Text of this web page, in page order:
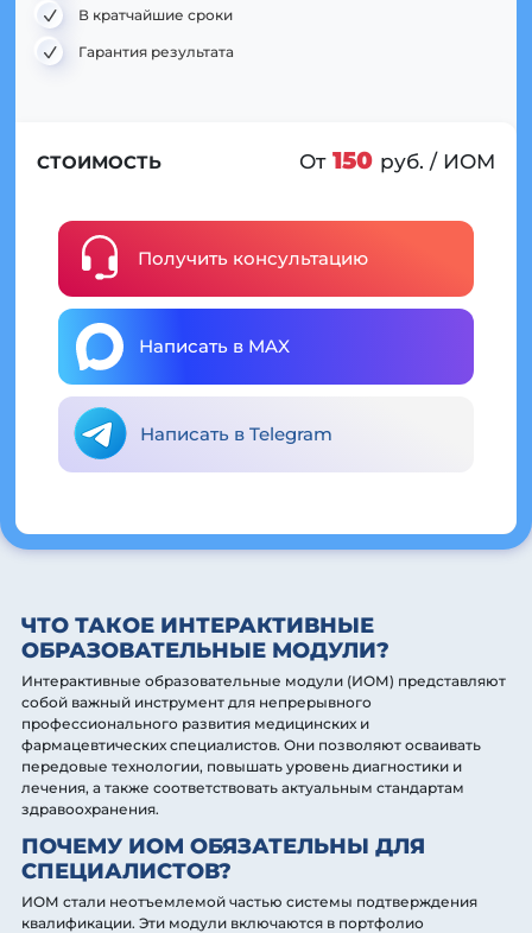
В кратчайшие сроки
Гарантия результата
СТОИМОСТЬ От 150 руб. / ИОМ
Получить консультацию
Написать в MAX
Написать в Telegram
ЧТО ТАКОЕ ИНТЕРАКТИВНЫЕ
ОБРАЗОВАТЕЛЬНЫЕ МОДУЛИ?
Интерактивные образовательные модули (ИОМ) представляют
собой важный инструмент для непрерывного
профессионального развития медицинских и
фармацевтических специалистов. Они позволяют осваивать
передовые технологии, повышать уровень диагностики и
лечения, а также соответствовать актуальным стандартам
здравоохранения.
ПОЧЕМУ ИОМ ОБЯЗАТЕЛЬНЫ ДЛЯ
СПЕЦИАЛИСТОВ?
ИОМ стали неотъемлемой частью системы подтверждения
квалификации. Эти модули включаются в портфолио